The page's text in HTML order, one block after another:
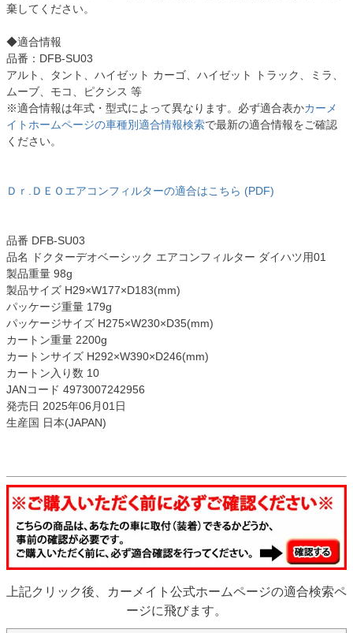
棄してください。
◆適合情報
品番：DFB-SU03
アルト、タント、ハイゼット カーゴ、ハイゼット トラック、ミラ、
ムーブ、モコ、ピクシス 等
※適合情報は年式・型式によって異なります。必ず適合表かカーメ
イトホームページの車種別適合情報検索で最新の適合情報をご確認
ください。
Ｄｒ.ＤＥＯエアコンフィルターの適合はこちら (PDF)
品番 DFB-SU03
品名 ドクターデオベーシック エアコンフィルター ダイハツ用01
製品重量 98g
製品サイズ H29×W177×D183(mm)
パッケージ重量 179g
パッケージサイズ H275×W230×D35(mm)
カートン重量 2200g
カートンサイズ H292×W390×D246(mm)
カートン入り数 10
JANコード 4973007242956
発売日 2025年06月01日
生産国 日本(JAPAN)
上記クリック後、カーメイト公式ホームページの適合検索ペ
ージに飛びます。